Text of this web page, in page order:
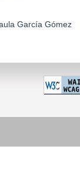
García Gómez